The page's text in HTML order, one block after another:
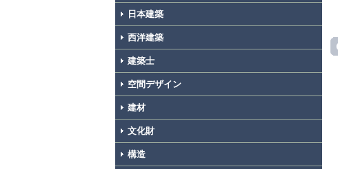
日本建築
西洋建築
建築士
空間デザイン
建材
文化財
構造